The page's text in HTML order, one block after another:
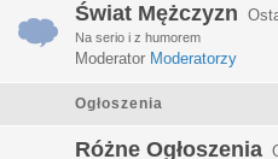
Świat Mężczyzn
Na serio i z humorem
Moderator Moderatorzy
Ogłoszenia
Różne Ogłoszenia